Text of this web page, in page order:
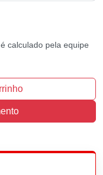
calculado pela equipe